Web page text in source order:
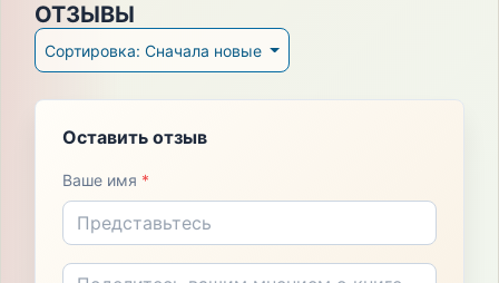
ОТЗЫВЫ
Сортировка: Сначала новые
Оставить отзыв
Ваше имя *